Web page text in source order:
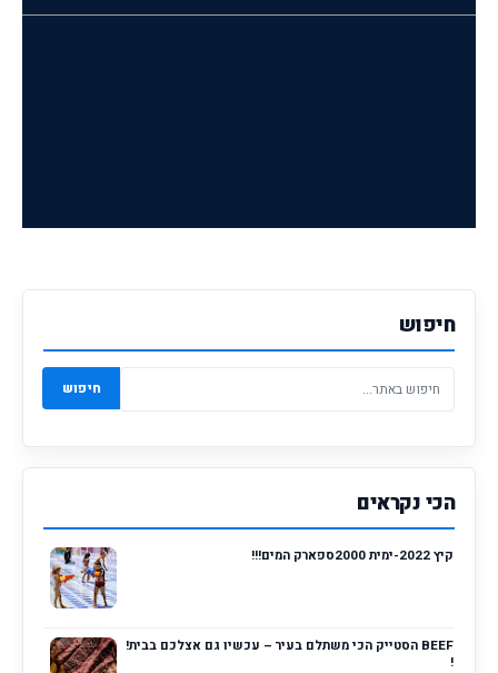
חיפוש
חיפוש
הכי נקראים
קיץ 2022-ימית 2000ספארק המים!!!
BEEF הסטייק הכי משתלם בעיר – עכשיו גם אצלכם בבית!
!